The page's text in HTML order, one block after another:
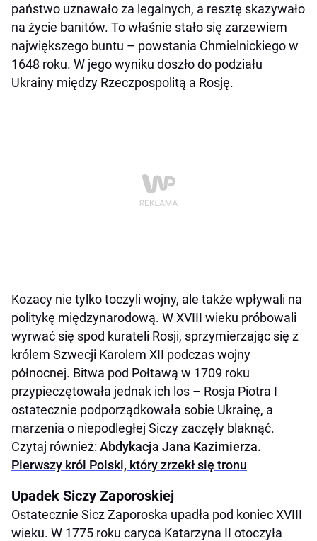
państwo uznawało za legalnych, a resztę skazywało
na życie banitów. To właśnie stało się zarzewiem
największego buntu – powstania Chmielnickiego w
1648 roku. W jego wyniku doszło do podziału
Ukrainy między Rzeczpospolitą a Rosję.
Kozacy nie tylko toczyli wojny, ale także wpływali na
politykę międzynarodową. W XVIII wieku próbowali
wyrwać się spod kurateli Rosji, sprzymierzając się z
królem Szwecji Karolem XII podczas wojny
północnej. Bitwa pod Połtawą w 1709 roku
przypieczętowała jednak ich los – Rosja Piotra I
ostatecznie podporządkowała sobie Ukrainę, a
marzenia o niepodległej Siczy zaczęły blaknąć.
Czytaj również: Abdykacja Jana Kazimierza.
Pierwszy król Polski, który zrzekł się tronu
Upadek Siczy Zaporoskiej
Ostatecznie Sicz Zaporoska upadła pod koniec XVIII
wieku. W 1775 roku caryca Katarzyna II otoczyła